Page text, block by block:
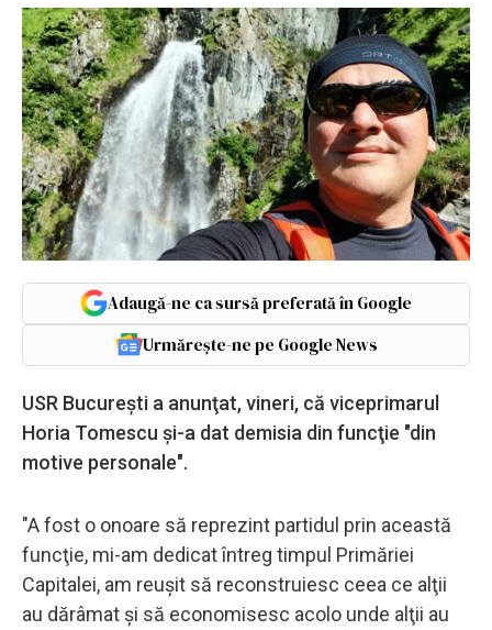
Adaugă-ne ca sursă preferată în Google
Urmărește-ne pe Google News
USR Bucureşti a anunţat, vineri, că viceprimarul
Horia Tomescu şi-a dat demisia din funcţie "din
motive personale".
"A fost o onoare să reprezint partidul prin această
funcţie, mi-am dedicat întreg timpul Primăriei
Capitalei, am reuşit să reconstruiesc ceea ce alţii
au dărâmat şi să economisesc acolo unde alţii au